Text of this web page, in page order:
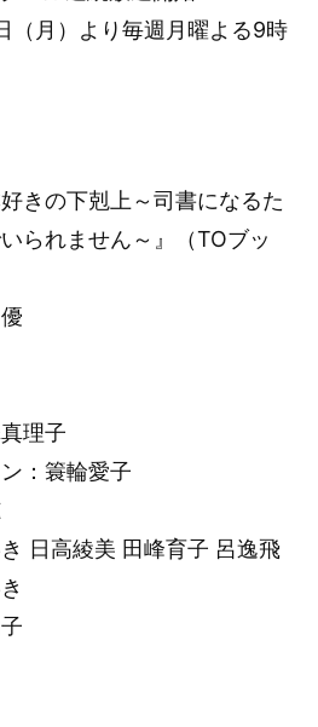
月）より毎週月曜よる9時
きの下剋上～司書になるた
られません～』（TOブッ
理子
：簑輪愛子
日高綾美 田峰育子 呂逸飛